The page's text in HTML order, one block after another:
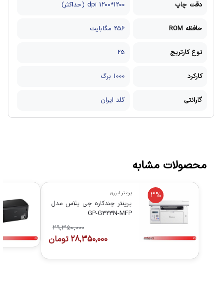
دقت چاپ 1200*1200 dpi (حداکثر)
حافظه ROM 256 مگابایت
نوع کارتریج 25
کارکرد 1000 برگ
گارانتی گلد ایران
محصولات مشابه
3% پرینتر لیزری
پرینتر چندکاره جی پلاس مدل
GP-G323N-MFP
29,350,000
28,350,000 تومان